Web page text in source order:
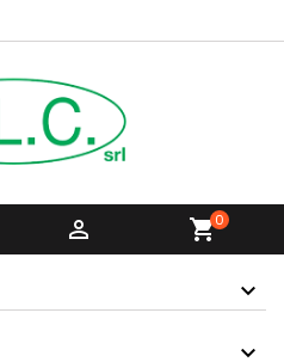
 shopping_cart0